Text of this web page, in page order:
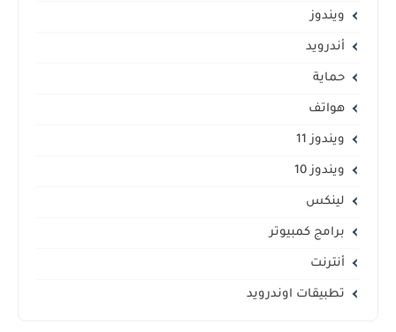
ويندوز
أندرويد
حماية
هواتف
ويندوز 11
ويندوز 10
لينكس
برامج كمبيوتر
أنترنت
تطبيقات اوندرويد